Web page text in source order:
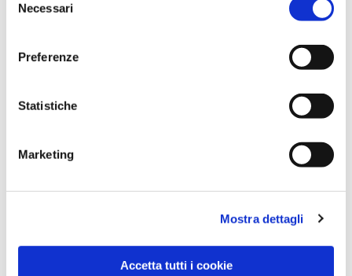
delNecessari
Preferenze
Statistiche
Marketing
Mostra dettagli
Accetta tutti i cookie